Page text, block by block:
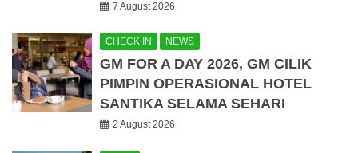
7 August 2026
CHECK IN NEWS
GM FOR A DAY 2026, GM CILIK
PIMPIN OPERASIONAL HOTEL
SANTIKA SELAMA SEHARI
2 August 2026